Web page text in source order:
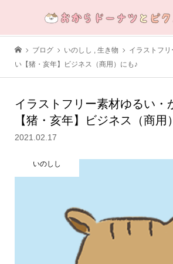
ブログ いのしし , 生き物
イラストフ
い【猪・亥年】ビジネス（商用）にも♪
イラストフリー素材ゆるい・
【猪・亥年】ビジネス（商用
2021.02.17
いのしし